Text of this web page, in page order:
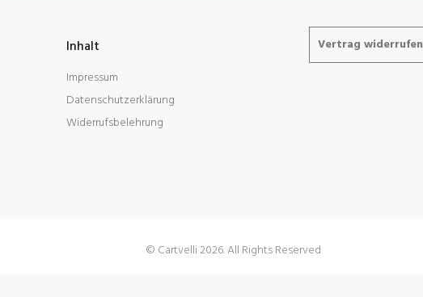
Inhalt
Impressum
Datenschutzerklärung
Widerrufsbelehrung
Vertrag widerrufen
© Cartvelli 2026. All Rights Reserved